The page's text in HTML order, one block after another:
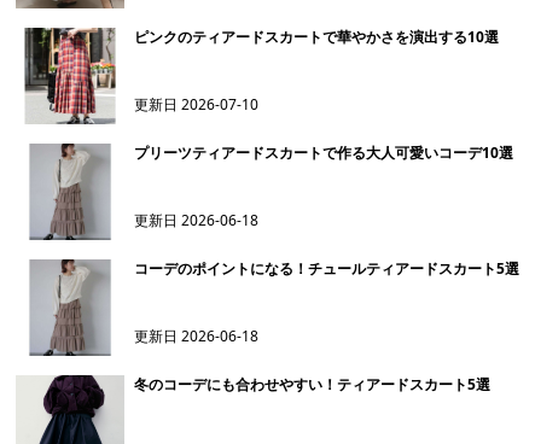
ピンクのティアードスカートで華やかさを演出する10選
更新日2026-07-10
プリーツティアードスカートで作る大人可愛いコーデ10選
更新日2026-06-18
コーデのポイントになる！チュールティアードスカート5選
更新日2026-06-18
冬のコーデにも合わせやすい！ティアードスカート5選